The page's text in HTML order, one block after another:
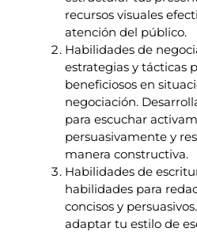
recursos visuales
atención del público.
Habilidades de
estrategias y tácticas
beneficiosos en
negociación.
para escuchar
persuasivamente y
manera constructiva.
Habilidades de
habilidades para
concisos y
adaptar tu estilo de